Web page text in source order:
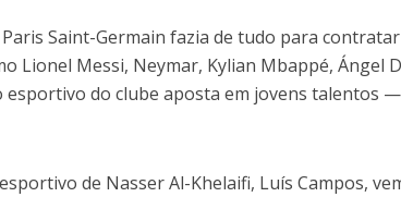
Saint-Germain fazia de tudo para
Lionel Messi, Neymar, Kylian Mbappé, Ángel
do clube aposta em jovens talentos
de Nasser Al-Khelaifi, Luís Campos,